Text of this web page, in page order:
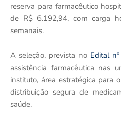
reserva para farmacêutico
de R$ 6.192,94, com carga
semanais.
A seleção, prevista no Edital
assistência farmacêutica nas
instituto, área estratégica para
distribuição segura de
saúde.